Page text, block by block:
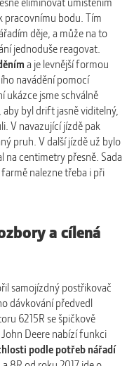
pracovnímu bodu. Tím
děje, a může na to
jednoduše reagovat.
a je levnější formou
navádění pomocí
ukázce jsme schválně
byl drift jasně viditelný,
V navazující jízdě pak
pruh. V další jízdě už bylo
na centimetry přesně. Sada
nalezne třeba i při
a cílená
samojízdný postřikovač
dávkování předvedl
6215R se špičkově
Deere nabízí funkci
podle potřeb nářadí